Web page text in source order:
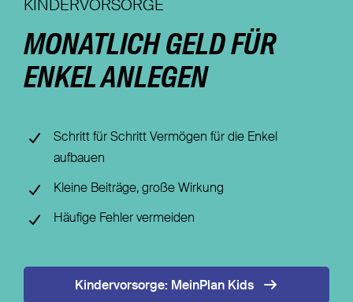
Magazin
KINDERVORSORGE
MONATLICH GELD FÜR
ENKEL ANLEGEN
Schritt für Schritt Vermögen für die Enkel
aufbauen
Kleine Beiträge, große Wirkung
Häufige Fehler vermeiden
Kindervorsorge: MeinPlan Kids